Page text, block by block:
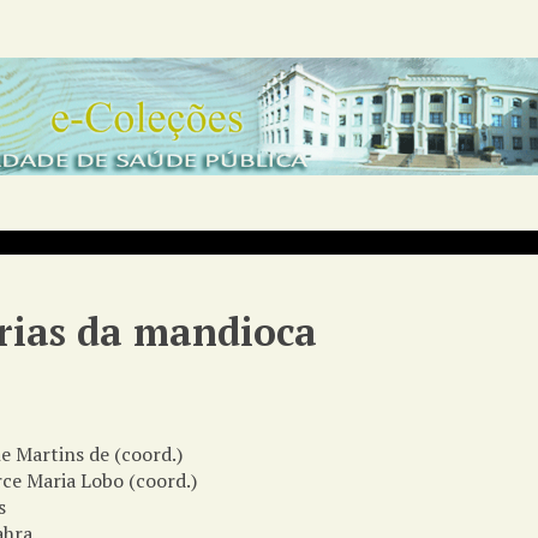
da mandioca
Martins de (coord.)
Maria Lobo (coord.)